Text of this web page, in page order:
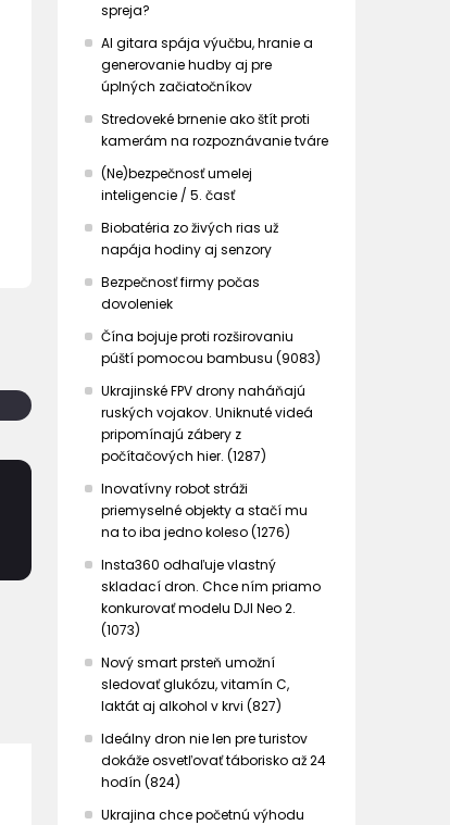
spreja?
AI gitara spája výučbu, hranie a
generovanie hudby aj pre
úplných začiatočníkov
Stredoveké brnenie ako štít proti
kamerám na rozpoznávanie tváre
(Ne)bezpečnosť umelej
inteligencie / 5. časť
Biobatéria zo živých rias už
napája hodiny aj senzory
Bezpečnosť firmy počas
dovoleniek
Čína bojuje proti rozširovaniu
púští pomocou bambusu (9083)
Ukrajinské FPV drony naháňajú
ruských vojakov. Uniknuté videá
pripomínajú zábery z
počítačových hier. (1287)
Inovatívny robot stráži
priemyselné objekty a stačí mu
na to iba jedno koleso (1276)
Insta360 odhaľuje vlastný
skladací dron. Chce ním priamo
konkurovať modelu DJI Neo 2.
(1073)
Nový smart prsteň umožní
sledovať glukózu, vitamín C,
laktát aj alkohol v krvi (827)
Ideálny dron nie len pre turistov
dokáže osvetľovať táborisko až 24
hodín (824)
Ukrajina chce početnú výhodu